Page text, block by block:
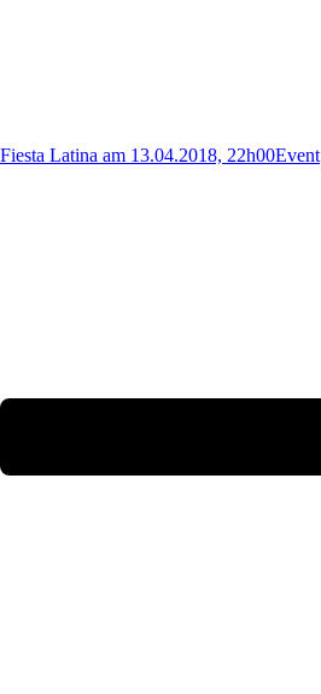
Fiesta Latina am 13.04.2018, 22h00Event